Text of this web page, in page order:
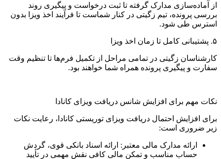
از آماده‌سازی مدارک گرفته تا ثبت درخواست و پیگیری روند
بررسی پرونده، تیم زگیتی در کنار شماست تا فرآیند اخذ ویزا بدون
استرس طی شود.
۵. پشتیبانی کامل تا زمان اخذ ویزا
کارشناسان زگیتی در تمامی مراحل از تکمیل فرم‌ها تا تنظیم وقت
سفارت و پیگیری پرونده همراه شما خواهند بود.
نکات مهم برای افزایش شانس دریافت ویزای کانادا
برای افزایش احتمال دریافت ویزای توریستی کانادا، رعایت نکات
زیر ضروری است:
ارائه مدارک مالی معتبر: ارائه اسناد بانکی قوی، گردش
حساب مناسب و تمکن مالی کافی نقش مهمی در تأیید